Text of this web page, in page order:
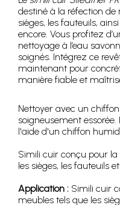
destiné à la réfection
sièges, les fauteuils,
encore. Vous profitez
nettoyage à l’eau
soignés. Intégrez ce
maintenant pour
manière fiable et
Nettoyer avec un
soigneusement
l'aide d'un chiffon
Simili cuir conçu pour
les sièges, les fauteuils
Application : Simili cuir
meubles tels que les